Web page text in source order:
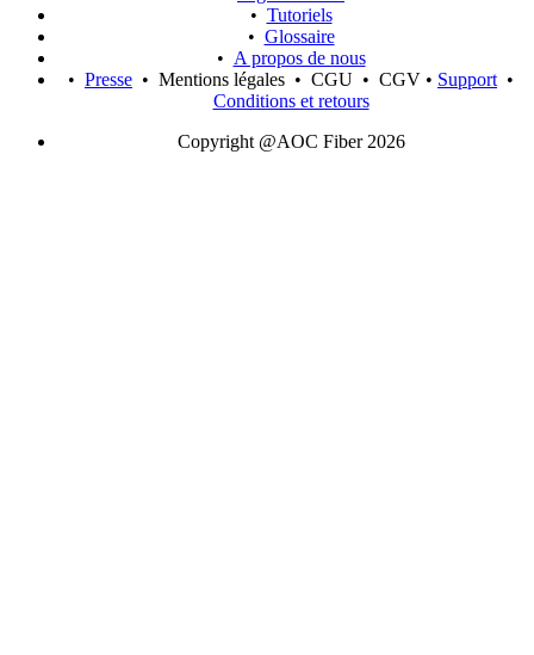
• Tutoriels
• Glossaire
• A propos de nous
• Presse • Mentions légales • CGU • CGV • Support •
Conditions et retours
Copyright @AOC Fiber 2026